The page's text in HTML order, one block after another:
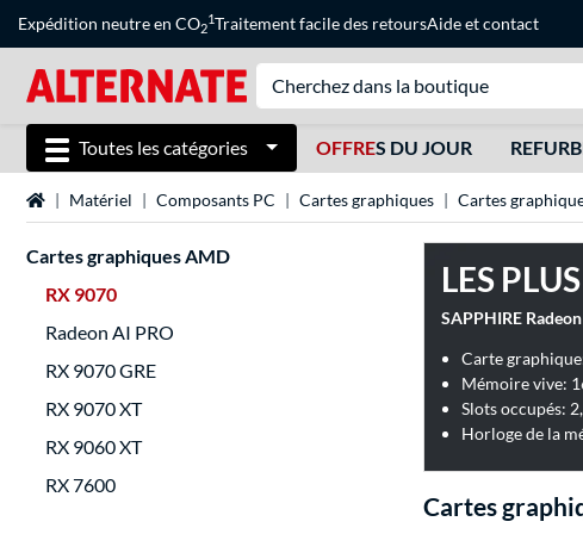
Expédition neutre en CO2
1Traitement facile des retoursAideetcontact
Toutes les catégories OFFRES DU JOUR
Page d'accueil
Matériel Composants PC Cartes graphiques Cartes
Cartes graphiques AMD
RX 9070
Radeon AI PRO
RX 9070 GRE
RX 9070 XT
RX 9060 XT
RX 7600
LES
SAPPHIRE
Carte
Mémoire vive:
Slots occupés:
Horloge de la
Cartes